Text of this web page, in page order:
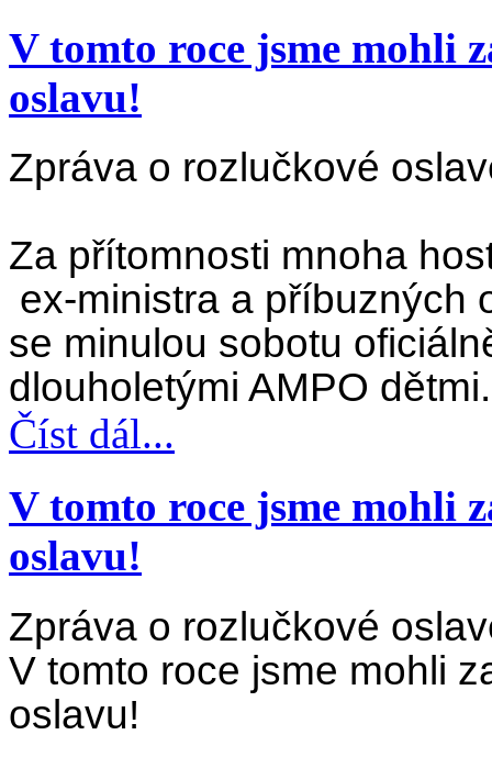
V tomto roce jsme mohli
oslavu!
Zpráva o rozlučkové
Za přítomnosti mnoha
ex-ministra a příbuzných
se minulou sobotu
dlouholetými AMPO dětmi.
Číst dál...
V tomto roce jsme mohli
oslavu!
Zpráva o rozlučkové
V tomto roce jsme mohli
oslavu!